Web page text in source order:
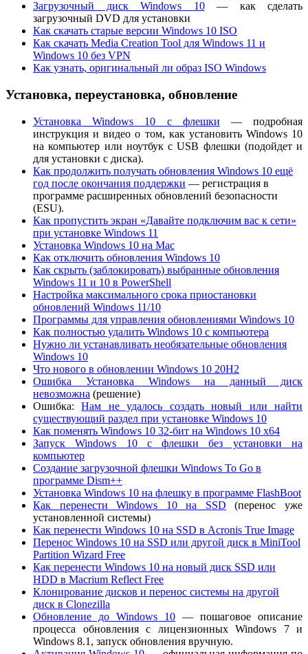
Загрузочный диск Windows 10— как сделать
загрузочный DVD для установки
Как скачать старые версии Windows 10 ISO
Как скачать Media Creation Tool для Windows 11 и
Windows 10 без VPN
Как узнать, оригинальный ли образ ISO Windows
Установка, переустановка, обновление
Установка Windows 10 с флешки — подробная
инструкция и видео о том, как установить Windows 10
на компьютер или ноутбук с USB флешки (подойдет и
для установки с диска).
Как продолжить получать обновления Windows 10 ещё
год после окончания поддержки — регистрация в
программе расширенных обновлений безопасности
(ESU).
Как пропустить экран «Давайте подключим вас к сети»
при установке Windows 11
Установка Windows 10 на Mac
Как отключить обновления Windows 10
Как скрыть (заблокировать) выбранные обновления
Windows 11 и 10 в PowerShell
Настройка максимального срока приостановки
обновлений Windows 11/10
Программы для управления обновлениями Windows 10
Как полностью удалить Windows 10 с компьютера
Нужно ли устанавливать необязательные обновления
Windows 10
Что нового в обновлении Windows 10 20H2
Ошибка Установка Windows на данный диск
невозможна (решение)
Ошибка:Нам не удалось создать новый или найти
существующий раздел при установке Windows 10
Как поменять Windows 10 32-бит на Windows 10 x64
Запуск Windows 10 с флешки без установки на
компьютер
Создание загрузочной флешки Windows To Go в
программе Dism++
Установка Windows 10 на флешку в программе FlashBoot
Как перенести Windows 10 на SSD (перенос уже
установленной системы)
Как перенести Windows 10 на SSD в Acronis True Image
Перенос Windows 10 на SSD или другой диск в MiniTool
Partition Wizard Free
Как перенести Windows 10 на новый диск SSD или
HDD в Macrium Reflect Free
Клонирование дисков и перенос системы на другой
диск в Clonezilla
Обновление до Windows 10 — пошаговое описание
процесса обновления с лицензионных Windows 7 и
Windows 8.1, запуск обновления вручную.